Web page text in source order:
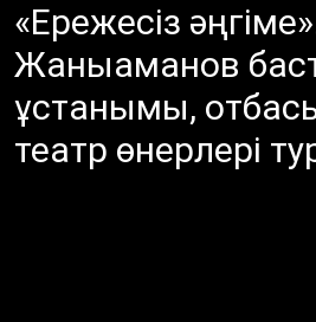
«Ережесіз
Жаныаманов
ұстанымы,
театр өнерлері